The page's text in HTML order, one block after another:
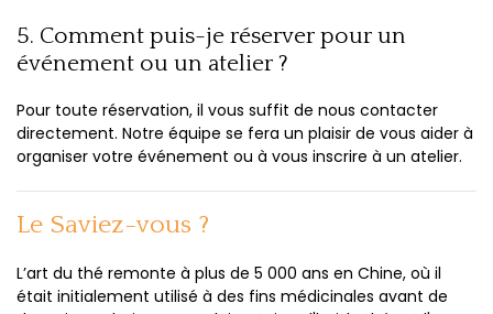
5. Comment puis-je réserver pour un
événement ou un atelier ?
Pour toute réservation, il vous suffit de nous contacter
directement. Notre équipe se fera un plaisir de vous aider à
organiser votre événement ou à vous inscrire à un atelier.
Le Saviez-vous ?
L’art du thé remonte à plus de 5 000 ans en Chine, où il
était initialement utilisé à des fins médicinales avant de